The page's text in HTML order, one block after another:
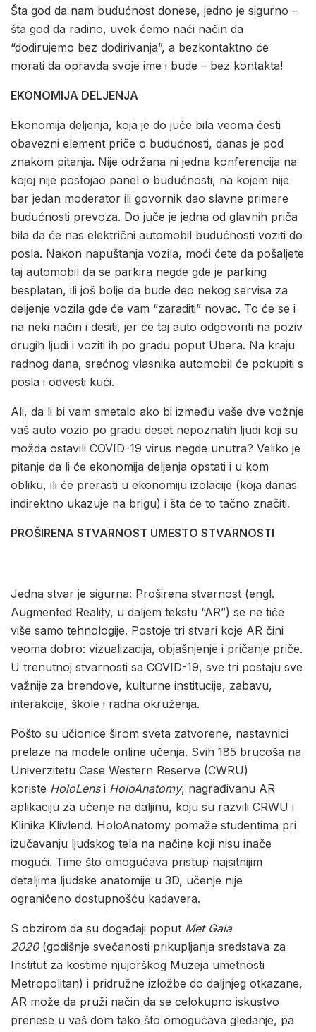
Šta god da nam budućnost donese, jedno je sigurno –
šta god da radino, uvek ćemo naći način da
“dodirujemo bez dodirivanja”, a bezkontaktno će
morati da opravda svoje ime i bude – bez kontakta!
EKONOMIJA DELJENJA
Ekonomija deljenja, koja je do juče bila veoma česti
obavezni element priče o budućnosti, danas je pod
znakom pitanja. Nije održana ni jedna konferencija na
kojoj nije postojao panel o budućnosti, na kojem nije
bar jedan moderator ili govornik dao slavne primere
budućnosti prevoza. Do juče je jedna od glavnih priča
bila da će nas električni automobil budućnosti voziti do
posla. Nakon napuštanja vozila, moći ćete da pošaljete
taj automobil da se parkira negde gde je parking
besplatan, ili još bolje da bude deo nekog servisa za
deljenje vozila gde će vam “zaraditi” novac. To će se i
na neki način i desiti, jer će taj auto odgovoriti na poziv
drugih ljudi i voziti ih po gradu poput Ubera. Na kraju
radnog dana, srećnog vlasnika automobil će pokupiti s
posla i odvesti kući.
Ali, da li bi vam smetalo ako bi između vaše dve vožnje
vaš auto vozio po gradu deset nepoznatih ljudi koji su
možda ostavili COVID-19 virus negde unutra? Veliko je
pitanje da li će ekonomija deljenja opstati i u kom
obliku, ili će prerasti u ekonomiju izolacije (koja danas
indirektno ukazuje na brigu) i šta će to tačno značiti.
PROŠIRENA STVARNOST UMESTO STVARNOSTI
Jedna stvar je sigurna: Proširena stvarnost (engl.
Augmented Reality, u daljem tekstu “AR”) se ne tiče
više samo tehnologije. Postoje tri stvari koje AR čini
veoma dobro: vizualizacija, objašnjenje i pričanje priče.
U trenutnoj stvarnosti sa COVID-19, sve tri postaju sve
važnije za brendove, kulturne institucije, zabavu,
interakcije, škole i radna okruženja.
Pošto su učionice širom sveta zatvorene, nastavnici
prelaze na modele online učenja. Svih 185 brucoša na
Univerzitetu Case Western Reserve (CWRU)
koriste HoloLensi HoloAnatomy, nagrađivanu AR
aplikaciju za učenje na daljinu, koju su razvili CRWU i
Klinika Klivlend. HoloAnatomy pomaže studentima pri
izučavanju ljudskog tela na načine koji nisu inače
mogući. Time što omogućava pristup najsitnijim
detaljima ljudske anatomije u 3D, učenje nije
ograničeno dostupnošću kadavera.
S obzirom da su događaji poput Met Gala
2020(godišnje svečanosti prikupljanja sredstava za
Institut za kostime njujorškog Muzeja umetnosti
Metropolitan) i pridružne izložbe do daljnjeg otkazane,
AR može da pruži način da se celokupno iskustvo
prenese u vaš dom tako što omogućava gledanje, pa